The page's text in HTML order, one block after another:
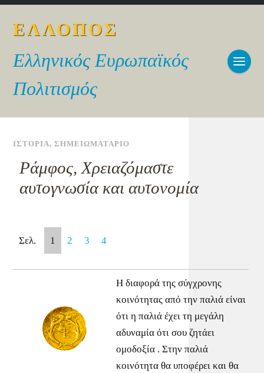
ΕΛΛΟΠΟΣ
Ελληνικός Ευρωπαϊκός
Πολιτισμός
ΙΣΤΟΡΙΑ,ΣΗΜΕΙΩΜΑΤΑΡΙΟ
Ράμφος, Χρειαζόμαστε
αυτογνωσία και αυτονομία
Σελ. 1 2 3 4
Η διαφορά της σύγχρονης
κοινότητας από την παλιά είναι
ότι η παλιά έχει τη μεγάλη
αδυναμία ότι σου ζητάει
ομοδοξία . Στην παλιά
κοινότητα θα υποφέρει και θα